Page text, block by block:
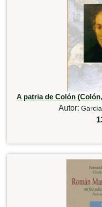
A patria de Colón
Autor: